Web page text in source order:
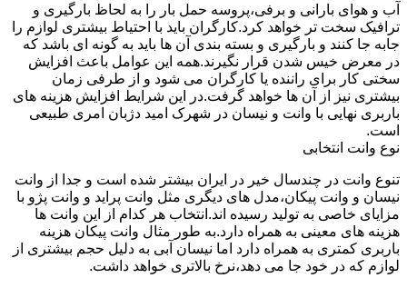
آب و هوای بارانی و برفی،پروسه حمل بار را به لحاظ بارگیری و
ترافیک سخت تر خواهد کرد.کارگران باید با احتیاط بیشتری لوازم را
جابه جا کنند و بارگیری و بسته بندی آن ها باید به گونه ای باشد که
در معرض خیس شدن قرار نگیرند.همه این عوامل باعث افزایش
سختی کار برای راننده یا کارگران می شود و از طرفی زمان
بیشتری نیز از آن ها خواهد گرفت.در این شرایط افزایش هزینه های
باربری نهایی با وانت و نیسان در شهرک امید دژبان امری طبیعی
است.
نوع وانت انتخابی
تنوع وانت در چندسال خیر در ایران بیشتر شده است و جدا از وانت
نیسان و وانت پیکان،مدل های دیگری مثل وانت پراید و وانت پژو با
مزایای خاصی به تولید رسیده اند.انتخاب هر کدام از این وانت ها
هزینه های معینی به همراه دارد.به طور مثال وانت پیکان هزینه
باربری کمتری به همراه دارد اما نیسان آبی به دلیل حجم بیشتری از
لوازم که در خود جا می دهد،نرخ بالاتری خواهد داشت.